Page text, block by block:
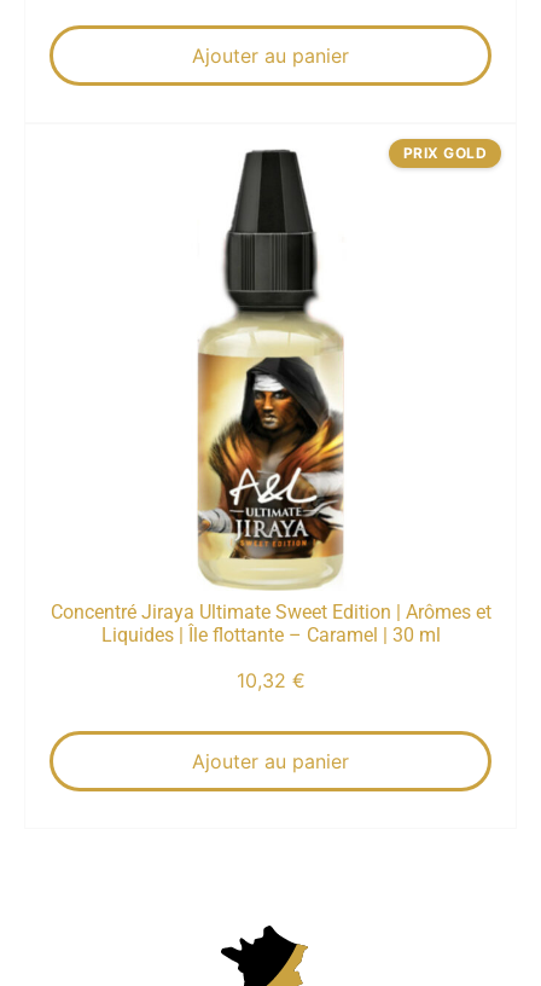
Ajouter au panier
Concentré Jiraya Ultimate Sweet Edition | Arômes et
Liquides | Île flottante – Caramel | 30 ml
10,32 €
Ajouter au panier
PRIX GOLD